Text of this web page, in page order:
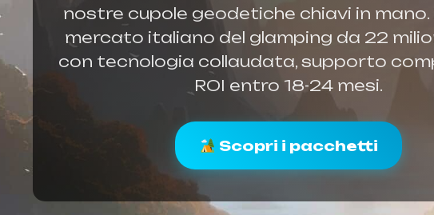
nostre cupole geodetiche chiavi in mano.
mercato italiano del glamping da 22
con tecnologia collaudata, supporto
ROI entro 18-24 mesi.
Scopri i pacchetti